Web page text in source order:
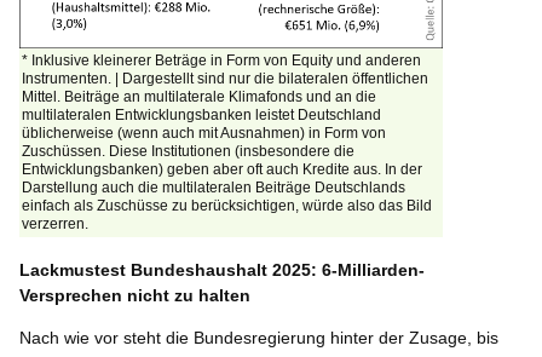
* Inklusive kleinerer Beträge in Form von Equity und anderen
Instrumenten. | Dargestellt sind nur die bilateralen öffentlichen
Mittel. Beiträge an multilaterale Klimafonds und an die
multilateralen Entwicklungsbanken leistet Deutschland
üblicherweise (wenn auch mit Ausnahmen) in Form von
Zuschüssen. Diese Institutionen (insbesondere die
Entwicklungsbanken) geben aber oft auch Kredite aus. In der
Darstellung auch die multilateralen Beiträge Deutschlands
einfach als Zuschüsse zu berücksichtigen, würde also das Bild
verzerren.
Lackmustest Bundeshaushalt 2025: 6-Milliarden-
Versprechen nicht zu halten
Nach wie vor steht die Bundesregierung hinter der Zusage, bis